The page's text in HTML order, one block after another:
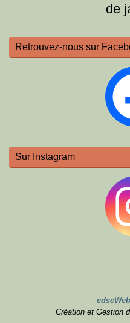
de
Retrouvez-nous sur
Sur Instagram
cdscWeb
Création et Gestion